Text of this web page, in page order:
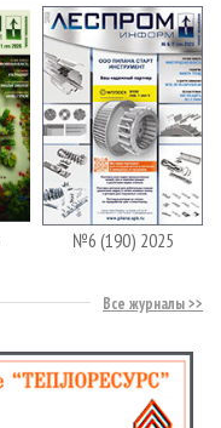
№6 (190) 2025
Все журналы